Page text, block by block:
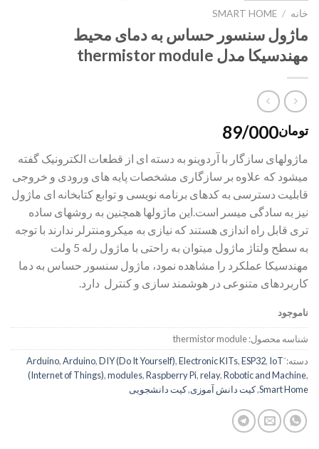
خانه /
SMART HOME
ماژول سنسور حساس به دمای محیط
مهندسیکا مدل thermistor module
تومان89/000
ماژولهای سازگار با آردوینو به دسته ای از قطعات الکترونیک گفته
میشود که علاوه بر سازگاری مشخصات پایه های ورودی و خروجی
قابلیت دسترسی به کدهای برنامه نویسی و توابع کتابخانه ای ماژول
نیز به سادگی میسر است.این ماژولها همچنین به روشهای ساده
تری قابل راه اندازی هستند که نیازی به میکرومنترلر ندارند با توجه
به سطح ولتاژ ماژول میتوان به راحتی با ماژول رله 5 ولت
مهندسیکا عملکرد را مشاهده نمود، ماژول سنسور حساس به دما
کاربردهای متنوعی در هوشمند سازی و کنترل دارد.
ناموجود
شناسه محصول:thermistor module
دسته:
,Arduino,DIY (Do It Yourself),Electronic KITs,ESP32, IoT
(Internet of Things),modules,Raspberry Pi,relay,Robotic and Machine,
Smart Home
,کیت دانش آموزی,کیت دانشجویی